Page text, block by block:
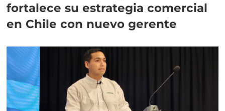
fortalece su estrategia comercial
en Chile con nuevo gerente